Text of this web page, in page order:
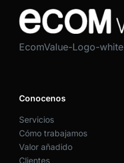
EcomValue-Logo-white
Conocenos
Servicios
Cómo trabajamos
Valor añadido
Clientes